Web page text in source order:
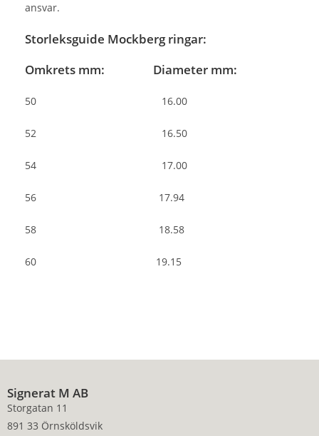
ansvar.
Storleksguide Mockberg ringar:
Omkrets mm: Diameter mm:
50 16.00
52 16.50
54 17.00
56 17.94
58 18.58
60 19.15
Signerat M AB
Storgatan 11
891 33 Örnsköldsvik